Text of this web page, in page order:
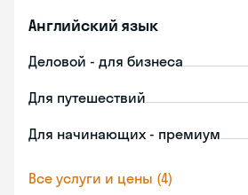
Английский язык
Деловой - для бизнеса
Для путешествий
Для начинающих - премиум
Все услуги и цены (4)